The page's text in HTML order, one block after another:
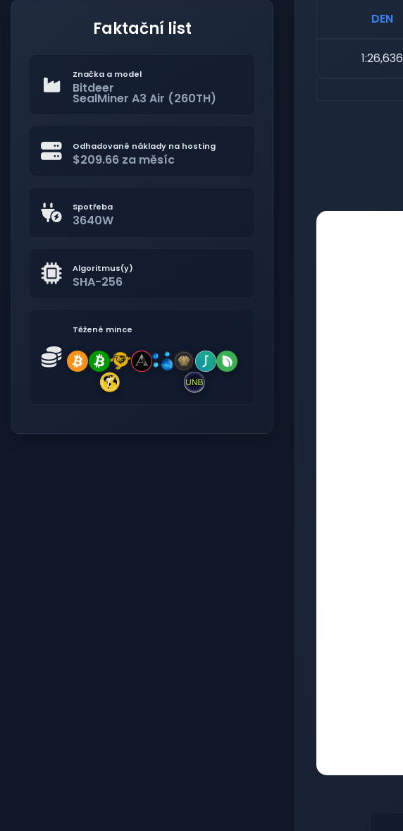
Faktační list
Značka a model
Bitdeer
SealMiner A3 Air (260TH)
Odhadované náklady na hosting
$209.66 za měsíc
Spotřeba
3640W
Algoritmus(y)
SHA-256
Těžené mince
DEN
1:26,636